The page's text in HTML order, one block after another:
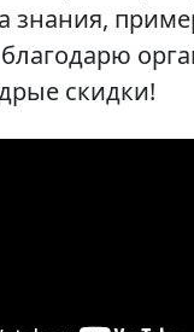
знания,
скидки!